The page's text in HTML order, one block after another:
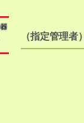
（指定管理